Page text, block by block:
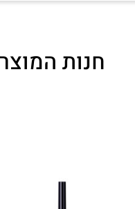
חנות